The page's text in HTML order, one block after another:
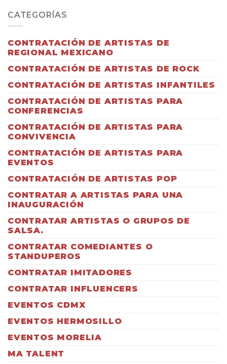
CATEGORÍAS
CONTRATACIÓN DE ARTISTAS DE
REGIONAL MEXICANO
CONTRATACIÓN DE ARTISTAS DE ROCK
CONTRATACIÓN DE ARTISTAS INFANTILES
CONTRATACIÓN DE ARTISTAS PARA
CONFERENCIAS
CONTRATACIÓN DE ARTISTAS PARA
CONVIVENCIA
CONTRATACIÓN DE ARTISTAS PARA
EVENTOS
CONTRATACIÓN DE ARTISTAS POP
CONTRATAR A ARTISTAS PARA UNA
INAUGURACIÓN
CONTRATAR ARTISTAS O GRUPOS DE
SALSA.
CONTRATAR COMEDIANTES O
STANDUPEROS
CONTRATAR IMITADORES
CONTRATAR INFLUENCERS
EVENTOS CDMX
EVENTOS HERMOSILLO
EVENTOS MORELIA
MA TALENT